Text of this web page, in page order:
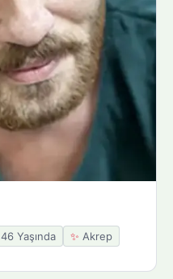
46 Yaşında ✨ Akrep